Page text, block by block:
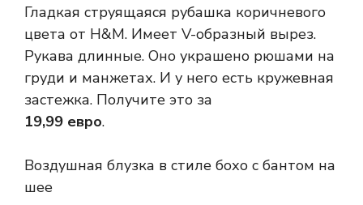
Гладкая струящаяся рубашка коричневого
цвета от H&M. Имеет V-образный вырез.
Рукава длинные. Оно украшено рюшами на
груди и манжетах. И у него есть кружевная
застежка. Получите это за
19,99 евро.
Воздушная блузка в стиле бохо с бантом на
шее